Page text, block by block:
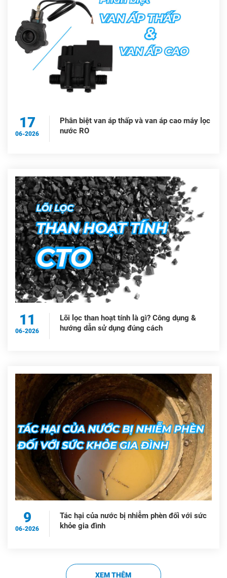
17
06-2026
Phân biệt van áp thấp và van áp cao máy lọc
nước RO
11
06-2026
Lõi lọc than hoạt tính là gì? Công dụng &
hướng dẫn sử dụng đúng cách
9
06-2026
Tác hại của nước bị nhiễm phèn đối với sức
khỏe gia đình
XEM THÊM